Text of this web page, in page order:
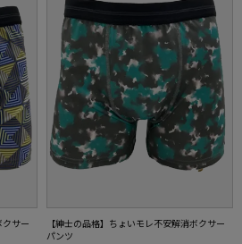
クサー
【紳士の品格】ちょいモレ不安解消ボクサー
パンツ